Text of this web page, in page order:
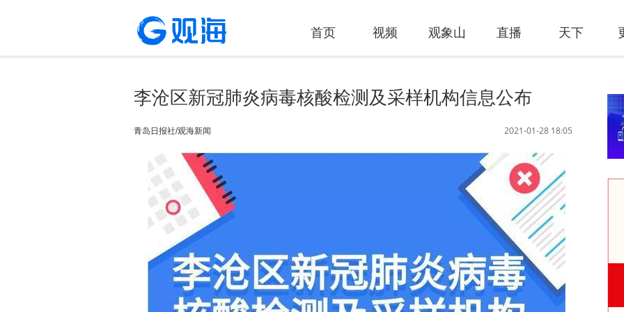
首页 视频 观象山 直播 天下
李沧区新冠肺炎病毒核酸检测及采样机构信息公布
2021-01-28 18:05
青岛日报社/观海新闻